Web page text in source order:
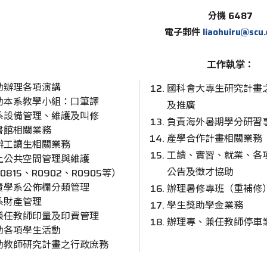
分機 6487
電子郵件
工作執掌：
辦理各項演講
本系教學小組：口筆譯
設備管理、維護及叫修
館相關業務
工讀生相關業務
公共空間管理與維護
、R0902、R0905等）
學系公佈欄分類管理
財產管理
任教師印量及印費管理
各項學生活動
教師研究計畫之行政庶務
國科會大專生研究計畫
及推廣
負責海外暑期學分研習
產學合作計畫相關業務
工讀、實習、就業、各
公告及徵才協助
辦理暑修專班（重補修
學生獎助學金業務
辦理專、兼任教師停車